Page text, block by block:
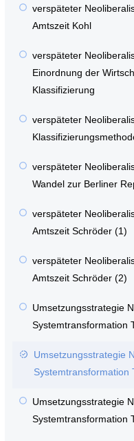
verspäteter
Amtszeit Kohl
verspäteter
Einordnung der
Klassifizierung
verspäteter
verspäteter
Wandel zur Berliner
verspäteter
Amtszeit Schröder (1)
verspäteter
Amtszeit Schröder (2)
Umsetzungsstrategie
Systemtransformation
Umsetzungsstrategie
Systemtransformation
Umsetzungsstrategie
Systemtransformation